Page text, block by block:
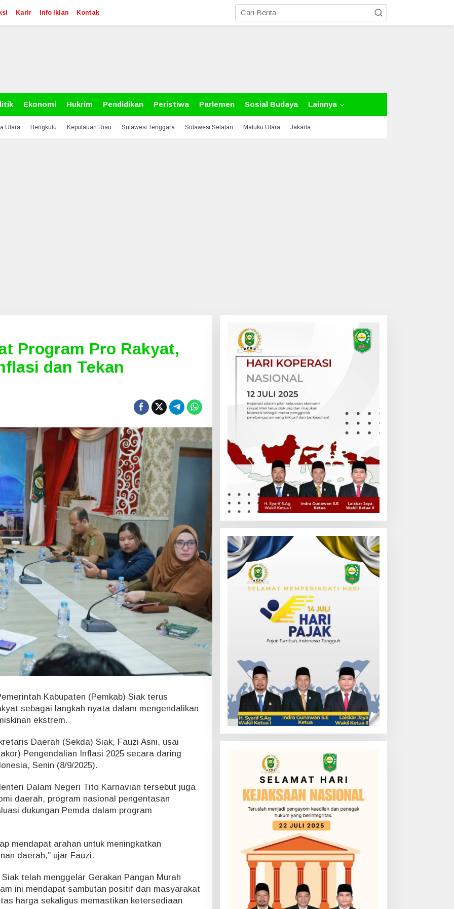
Karir Info Iklan Kontak
Ekonomi Hukrim Pendidikan Peristiwa Parlemen Sosial Budaya Lainnya
Utara Bengkulu Kepulauan Riau Sulawesi Tenggara Sulawesi Selatan Maluku Utara Jakarta
Program Pro Rakyat,
dan Tekan
Kabupaten (Pemkab) Siak terus
sebagai langkah nyata dalam mengendalikan
ekstrem.
Daerah (Sekda) Siak, Fauzi Asni, usai
Pengendalian Inflasi 2025 secara daring
Senin (8/9/2025).
Dalam Negeri Tito Karnavian tersebut juga
daerah, program nasional pengentasan
dukungan Pemda dalam program
mendapat arahan untuk meningkatkan
daerah,” ujar Fauzi.
telah menggelar Gerakan Pangan Murah
ini mendapat sambutan positif dari masyarakat
harga sekaligus memastikan ketersediaan